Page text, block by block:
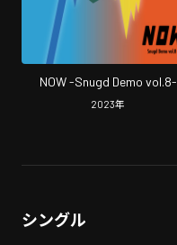
NOW -Snugd Demo vol.8-
2023年
シングル